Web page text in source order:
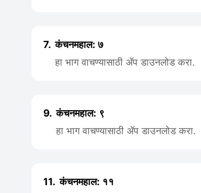
7. कंचनमहाल: ७
हा भाग वाचण्यासाठी ॲप डाउनलोड करा.
9. कंचनमहाल: ९
हा भाग वाचण्यासाठी ॲप डाउनलोड करा.
11. कंचनमहाल: ११